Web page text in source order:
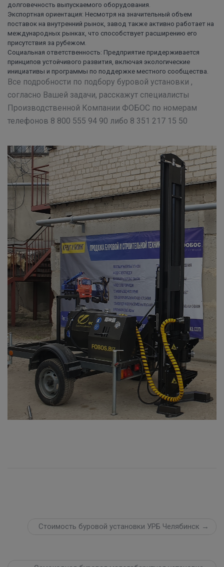
долговечность выпускаемого оборудования.
Экспортная ориентация: Несмотря на значительный объем
поставок на внутренний рынок, завод также активно работает на
международных рынках, что способствует расширению его
присутствия за рубежом.
Социальная ответственность: Предприятие придерживается
принципов устойчивого развития, включая экологические
инициативы и программы по поддержке местного сообщества.
Все подробности по подбору буровой установки ,
согласно Вашей задачи, расскажут специалисты
Производственной Компании ФОБОС по номерам
телефонов 8 800 555 94 90 либо 8 351 217 15 50
Стоимость буровой установки УРБ Челябинск →